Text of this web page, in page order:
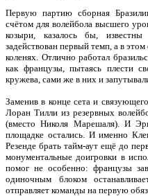
Первую партию сборная
счётом для волейбола высшего
козыри, казалось бы,
задействован первый темп, а в
коленях. Отлично работал
как французы, пытаясь плести
кружева, сами же в них и
Заменив в конце сета и
Лоран Тилли из резервных
(вместо Николя Марешаля). И
площадке остались. И именно
Резенде брать тайм-аут ещё до
монументальные доигровки в
помог не особенно: французы
одиночным блоком
отправляет команды на первую